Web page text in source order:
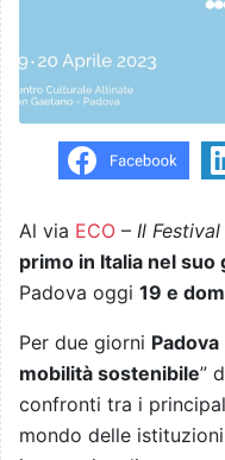
Al via ECO – Il
primo in Italia nel suo
Padova oggi 19 e
Per due giorni Padova
mobilità sostenibile”
confronti tra i
mondo delle